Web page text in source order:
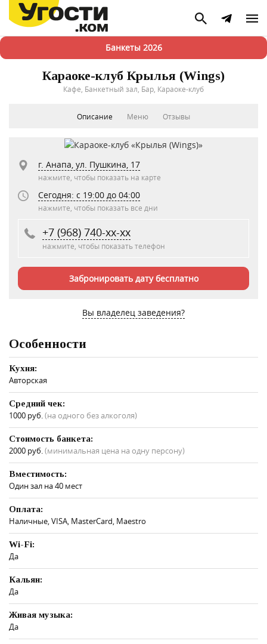
Банкеты 2026
Караоке-клуб Крылья (Wings)
Кафе, Банкетный зал, Бар, Караоке-клуб
Описание Меню Отзывы
г. Анапа, ул. Пушкина, 17
нажмите, чтобы показать на карте
Сегодня: c 19:00 до 04:00
нажмите, чтобы показать все дни
+7 (968) 740-xx-xx
нажмите, чтобы показать телефон
Забронировать дату бесплатно
Вы владелец заведения?
Особенности
Кухня:
Авторская
Средний чек:
1000 руб.(на одного без алкоголя)
Стоимость банкета:
2000 руб.(минимальная цена на одну персону)
Вместимость:
Один зал на 40 мест
Оплата:
Наличные, VISA, MasterCard, Maestro
Wi-Fi:
Да
Кальян:
Да
Живая музыка:
Да